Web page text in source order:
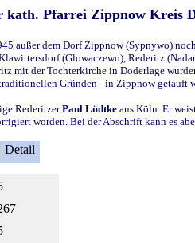
kath. Pfarrei Zippnow Kreis
außer dem Dorf Zippnow (Sypnywo)
(Glowaczewo), Rederitz
mit der Tochterkirche in Doderlage
Gründen - in Zippnow getauft
RederitzerPaul Lüdtke aus Köln. Er
worden. Bei der Abschrift kann es
Detail